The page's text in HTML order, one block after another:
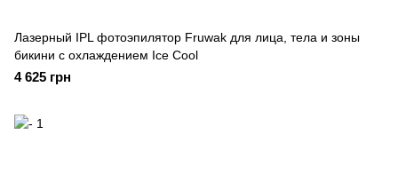
Лазерный IPL фотоэпилятор Fruwak для лица, тела и зоны
бикини с охлаждением Ice Cool
4 625 грн